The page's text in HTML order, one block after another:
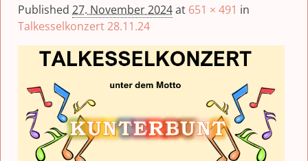
Published 27. November 2024at 651 × 491 in
Talkesselkonzert 28.11.24